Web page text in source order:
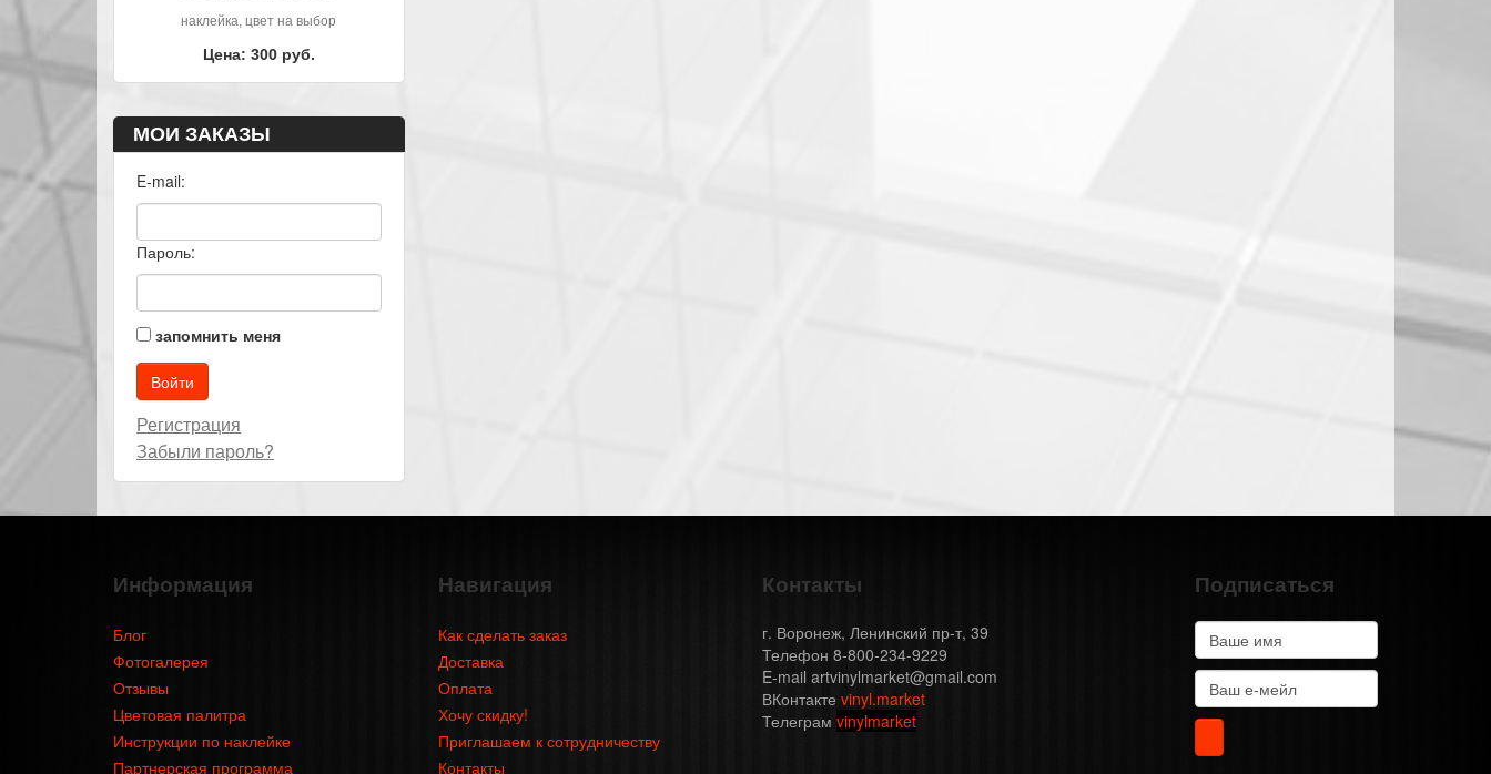
наклейка, цвет на выбор
Цена: 300 руб.
МОИ ЗАКАЗЫ
E-mail:
Пароль:
запомнить меня
Регистрация
Забыли пароль?
Информация
Блог
Фотогалерея
Отзывы
Цветовая палитра
Инструкции по наклейке
Партнерская программа
Навигация
Как сделать заказ
Доставка
Оплата
Хочу скидку!
Приглашаем к сотрудничеству
Контакты
Контакты
г. Воронеж, Ленинский пр-т, 39
Телефон 8-800-234-9229
E-mail artvinylmarket@gmail.com
ВКонтакте vinyl.market
Телеграм vinylmarket
Подписаться